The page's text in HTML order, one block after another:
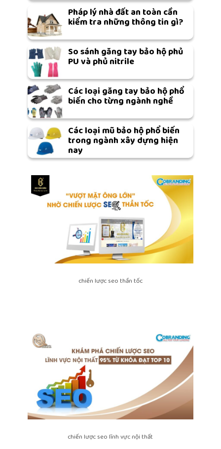
Pháp lý nhà đất an toàn cần
kiểm tra những thông tin gì?
So sánh găng tay bảo hộ phủ
PU và phủ nitrile
Các loại găng tay bảo hộ phổ
biến cho từng ngành nghề
Các loại mũ bảo hộ phổ biến
trong ngành xây dựng hiện
nay
chiến lược seo thần tốc
chiến lược seo lĩnh vực nội thất